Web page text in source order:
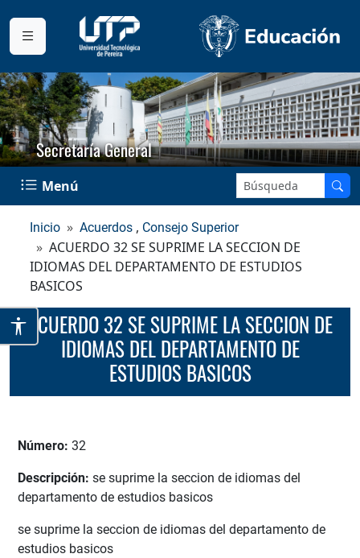
Secretaría General
Menú Buscar en el sitio:
Inicio Acuerdos , Consejo Superior
ACUERDO 32 SE SUPRIME LA SECCION DE
IDIOMAS DEL DEPARTAMENTO DE ESTUDIOS
BASICOS
IDIOMAS DEL DEPARTAMENTO DE
ESTUDIOS BASICOS
Número: 32
Descripción: se suprime la seccion de idiomas del
departamento de estudios basicos
se suprime la seccion de idiomas del departamento de
estudios basicos